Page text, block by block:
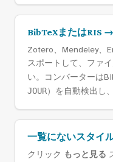
BibTeXまたはRIS
Zotero、Mendeley、
スポートして、ファ
い。コンバーターは
JOUR）を自動検出し
一覧にないスタイ
クリック もっと見る